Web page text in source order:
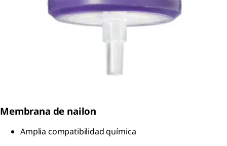
Membrana de nailon
Amplia compatibilidad química